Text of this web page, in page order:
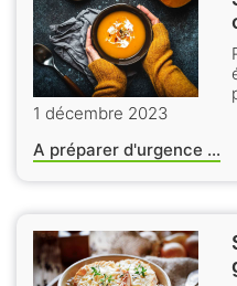
1 décembre 2023
A préparer d'urgence ...